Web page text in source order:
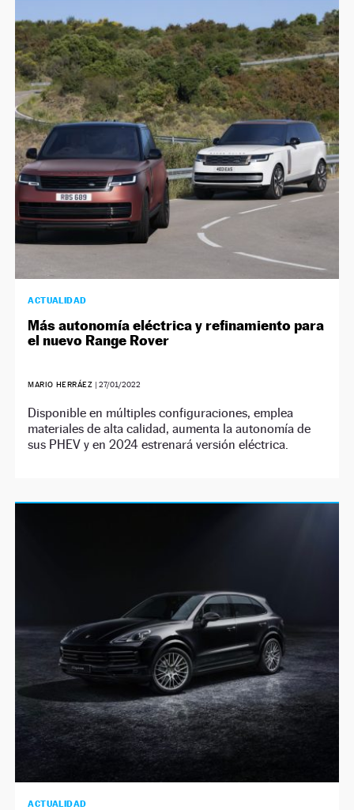
ACTUALIDAD
Más autonomía eléctrica y refinamiento para
el nuevo Range Rover
MARIO HERRÁEZ | 27/01/2022
Disponible en múltiples configuraciones, emplea
materiales de alta calidad, aumenta la autonomía de
sus PHEV y en 2024 estrenará versión eléctrica.
ACTUALIDAD